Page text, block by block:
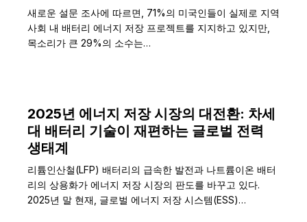
새로운 설문 조사에 따르면, 71%의 미국인들이 실제로 지역
사회 내 배터리 에너지 저장 프로젝트를 지지하고 있지만,
목소리가 큰 29%의 소수는…
2025년 에너지 저장 시장의 대전환: 차세
대 배터리 기술이 재편하는 글로벌 전력
생태계
리튬인산철(LFP) 배터리의 급속한 발전과 나트륨이온 배터
리의 상용화가 에너지 저장 시장의 판도를 바꾸고 있다.
2025년 말 현재, 글로벌 에너지 저장 시스템(ESS)…